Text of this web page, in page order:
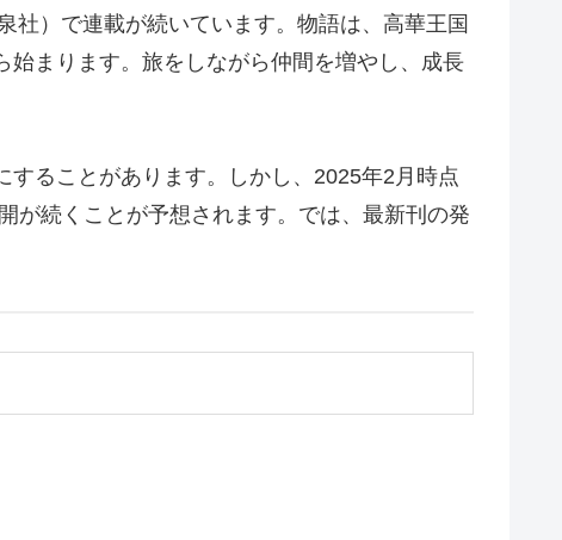
社）で連載が続いています。物語は、高華王国
まります。旅をしながら仲間を増やし、成長
ることがあります。しかし、2025年2月時点
が続くことが予想されます。では、最新刊の発